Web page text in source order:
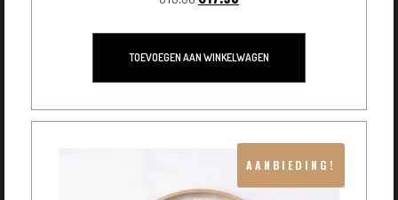
TOEVOEGEN AAN WINKELWAGEN
AANBIEDING!